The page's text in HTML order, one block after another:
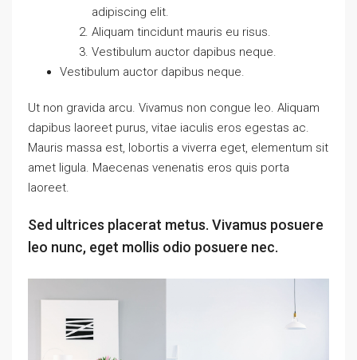
adipiscing elit.
Aliquam tincidunt mauris eu risus.
Vestibulum auctor dapibus neque.
Vestibulum auctor dapibus neque.
Ut non gravida arcu. Vivamus non congue leo. Aliquam
dapibus laoreet purus, vitae iaculis eros egestas ac.
Mauris massa est, lobortis a viverra eget, elementum sit
amet ligula. Maecenas venenatis eros quis porta
laoreet.
Sed ultrices placerat metus. Vivamus posuere
leo nunc, eget mollis odio posuere nec.